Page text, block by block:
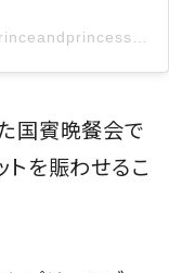
国賓晩餐会で
トを賑わせるこ